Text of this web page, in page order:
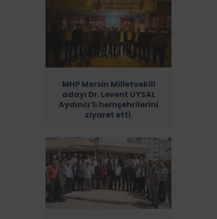
MHP Mersin Milletvekili
adayı Dr. Levent UYSAL
Aydıncı’lı hemşehrilerini
ziyaret etti.